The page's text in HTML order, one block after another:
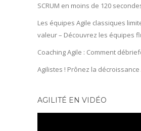
SCRUM en moins de 120
Les équipes Agile classiques
valeur – Découvrez les équipes
Coaching Agile : Comment
Agilistes ! Prônez la décroissance
AGILITÉ EN VIDÉO